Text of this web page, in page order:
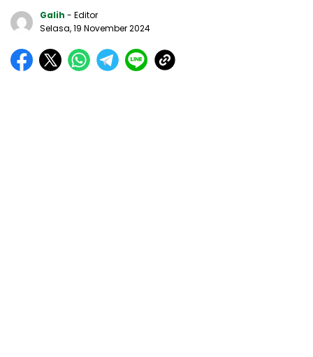
Galih - Editor
Selasa, 19 November 2024